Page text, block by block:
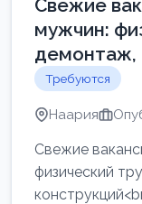
Свежие
мужчин:
демонтаж,
Требуются
Наария
Свежие
физический